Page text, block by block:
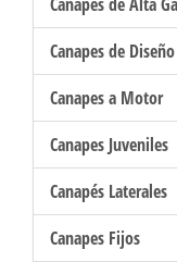
Canapes de Diseño
Canapes a Motor
Canapes Juveniles
Canapés Laterales
Canapes Fijos